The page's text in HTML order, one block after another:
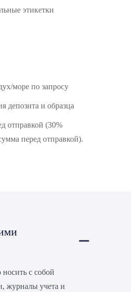
этикетки
море по запросу
депозита и образца
отправкой (30%
перед отправкой).
с собой
журналы учета и